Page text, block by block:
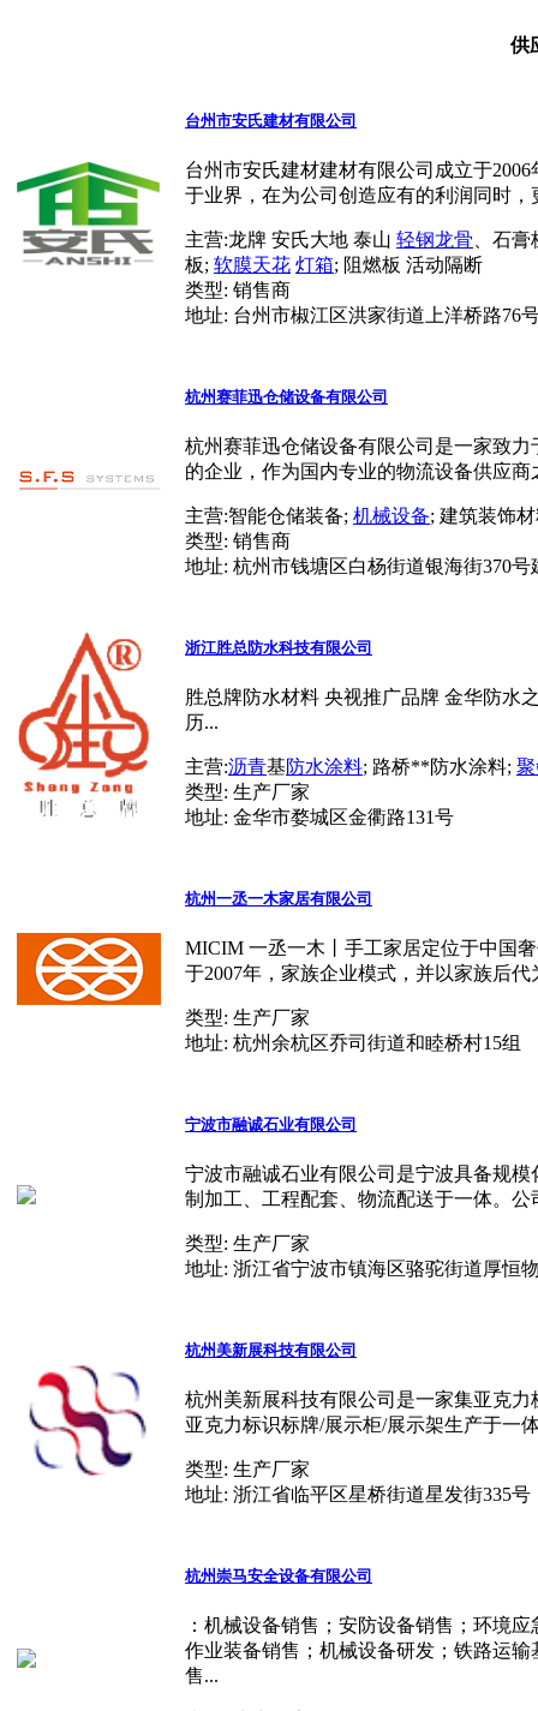
供
台州市安氏建材有限公司
台州市安氏建材建材有限公司成立于
于业界，在为公司创造应有的利润同时
主营:龙牌 安氏大地 泰山 轻钢龙骨 、石
板; 软膜天花 灯箱; 阻燃板 活动隔断
类型: 销售商
地址: 台州市椒江区洪家街道上洋桥路76
杭州赛菲迅仓储设备有限公司
杭州赛菲迅仓储设备有限公司是一家致
的企业，作为国内专业的物流设备供应
主营:智能仓储装备; 机械设备; 建筑装饰
类型: 销售商
地址: 杭州市钱塘区白杨街道银海街370号
浙江胜总防水科技有限公司
胜总牌防水材料 央视推广品牌 金华防水
历...
主营:沥青基防水涂料; 路桥**防水涂料;
类型: 生产厂家
地址: 金华市婺城区金衢路131号
杭州一丞一木家居有限公司
MICIM 一丞一木丨手工家居定位于中国
于2007年，家族企业模式，并以家族后代
类型: 生产厂家
地址: 杭州余杭区乔司街道和睦桥村15组
宁波市融诚石业有限公司
宁波市融诚石业有限公司是宁波具备规
制加工、工程配套、物流配送于一体。
类型: 生产厂家
地址: 浙江省宁波市镇海区骆驼街道厚恒
杭州美新展科技有限公司
杭州美新展科技有限公司是一家集亚克
亚克力标识标牌/展示柜/展示架生产于一
类型: 生产厂家
地址: 浙江省临平区星桥街道星发街335号
杭州崇马安全设备有限公司
：机械设备销售；安防设备销售；环境
作业装备销售；机械设备研发；铁路运
售...